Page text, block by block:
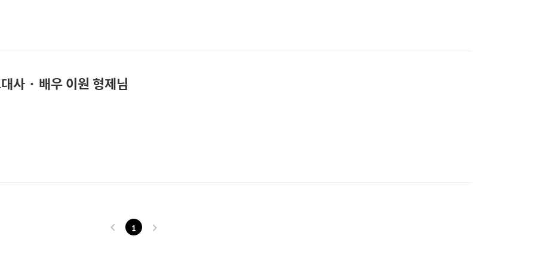
사 · 배우 이원 형제님
1